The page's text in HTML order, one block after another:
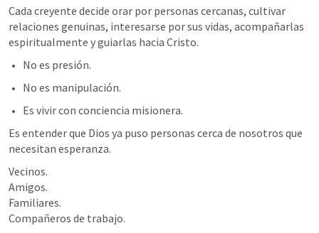
Cada creyente decide orar por personas cercanas, cultivar
relaciones genuinas, interesarse por sus vidas, acompañarlas
espiritualmente y guiarlas hacia Cristo.
No es presión.
No es manipulación.
Es vivir con conciencia misionera.
Es entender que Dios ya puso personas cerca de nosotros que
necesitan esperanza.
Vecinos.
Amigos.
Familiares.
Compañeros de trabajo.